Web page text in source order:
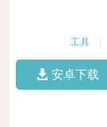
工具
安卓下载